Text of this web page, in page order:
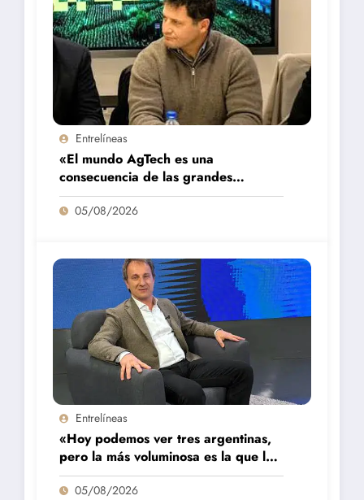
Entrelíneas
«El mundo AgTech es una
consecuencia de las grandes
fortalezas que tenemos en la región»
05/08/2026
Entrelíneas
«Hoy podemos ver tres argentinas,
pero la más voluminosa es la que la
está pasando mal»
05/08/2026